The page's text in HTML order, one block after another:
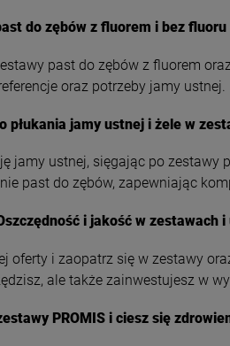
do zębów z fluorem i bez
past do zębów z fluorem
oraz potrzeby jamy ustnej.
płukania jamy ustnej i żele w
jamy ustnej, sięgając po zestawy
past do zębów, zapewniając
i jakość w zestawach i
oferty i zaopatrz się w zestawy
ale także zainwestujesz w
PROMIS i ciesz się